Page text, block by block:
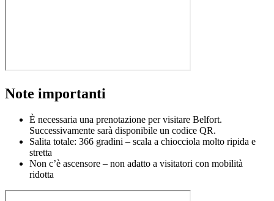
Note importanti
È necessaria una prenotazione per visitare Belfort.
Successivamente sarà disponibile un codice QR.
Salita totale: 366 gradini – scala a chiocciola molto ripida e
stretta
Non c’è ascensore – non adatto a visitatori con mobilità
ridotta